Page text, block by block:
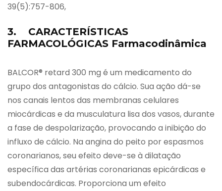
39(5):757-806,
3. CARACTERÍSTICAS
FARMACOLÓGICAS Farmacodinâmica
BALCOR® retard 300 mg é um medicamento do
grupo dos antagonistas do cálcio. Sua ação dá-se
nos canais lentos das membranas celulares
miocárdicas e da musculatura lisa dos vasos, durante
a fase de despolarização, provocando a inibição do
influxo de cálcio. Na angina do peito por espasmos
coronarianos, seu efeito deve-se à dilatação
específica das artérias coronarianas epicárdicas e
subendocárdicas. Proporciona um efeito